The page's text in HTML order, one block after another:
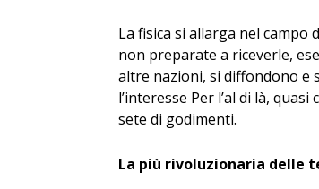
La fisica si allarga nel campo
non preparate a riceverle,
altre nazioni, si diffondono e
l’interesse Per l’al di là,
sete di godimenti.
La più rivoluzionaria delle